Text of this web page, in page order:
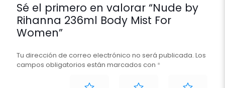
Sé el primero en valorar “Nude by
Rihanna 236ml Body Mist For
Women”
Tu dirección de correo electrónico no será publicada. Los
campos obligatorios están marcados con *